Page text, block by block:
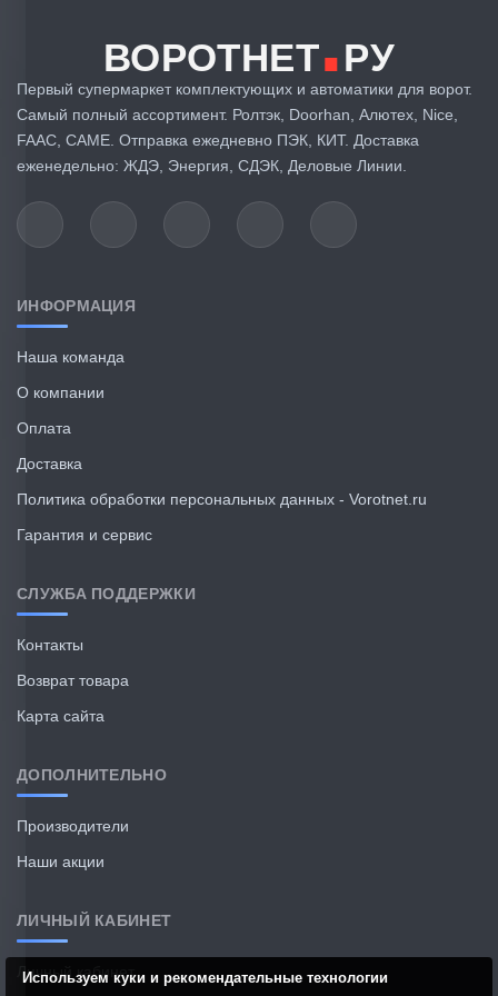
ВОРОТНЕТ.РУ
Первый супермаркет комплектующих и автоматики для ворот.
Самый полный ассортимент. Ролтэк, Doorhan, Алютех, Nice,
FAAC, CAME. Отправка ежедневно ПЭК, КИТ. Доставка
еженедельно: ЖДЭ, Энергия, СДЭК, Деловые Линии.
ИНФОРМАЦИЯ
Наша команда
О компании
Оплата
Доставка
Политика обработки персональных данных - Vorotnet.ru
Гарантия и сервис
СЛУЖБА ПОДДЕРЖКИ
Контакты
Возврат товара
Карта сайта
ДОПОЛНИТЕЛЬНО
Производители
Наши акции
ЛИЧНЫЙ КАБИНЕТ
Личный кабинет
Используем куки и рекомендательные технологии